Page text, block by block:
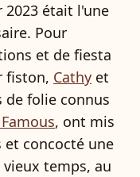
2023 était l'une
Pour
et de fiesta
fiston, Cathy et
de folie connus
, ont mis
et concocté une
temps, au